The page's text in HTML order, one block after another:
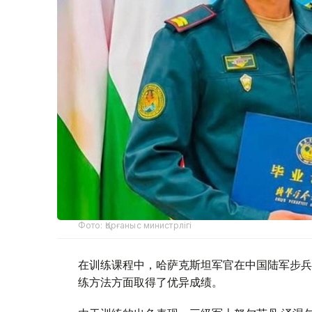
Фото: Қорғаныс министрлігі
在训练课程中，哈萨克斯坦军官在中国陆军步
练方法方面取得了优异成绩。